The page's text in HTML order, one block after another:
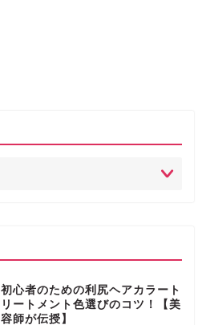
初心者のための利尻ヘアカラート
リートメント色選びのコツ！【美
容師が伝授】